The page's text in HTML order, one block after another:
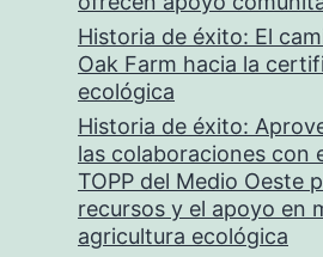
Historia de éxito: El
Oak Farm hacia la
ecológica
Historia de éxito:
las colaboraciones con
TOPP del Medio Oeste
recursos y el apoyo en
agricultura ecológica